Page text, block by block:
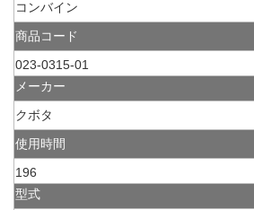
コンバイン
商品コード
023-0315-01
メーカー
クボタ
使用時間
196
型式